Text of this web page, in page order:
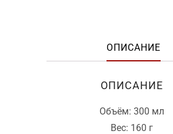
ОПИСАНИЕ
ОПИСАНИЕ
Объём: 300 мл
Вес: 160 г